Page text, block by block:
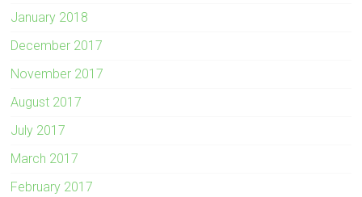
January 2018
December 2017
November 2017
August 2017
July 2017
March 2017
February 2017